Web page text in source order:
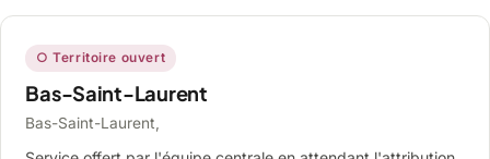
○ Territoire ouvert
Bas-Saint-Laurent
Bas-Saint-Laurent,